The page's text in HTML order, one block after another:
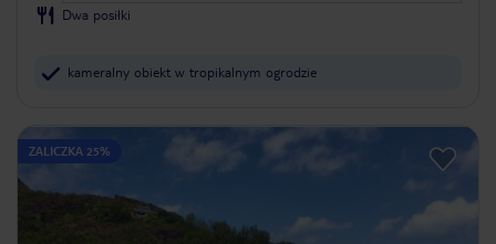
Dwa posiłki
kameralny obiekt w tropikalnym ogrodzie
ZALICZKA 25%